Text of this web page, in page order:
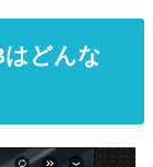
どんな